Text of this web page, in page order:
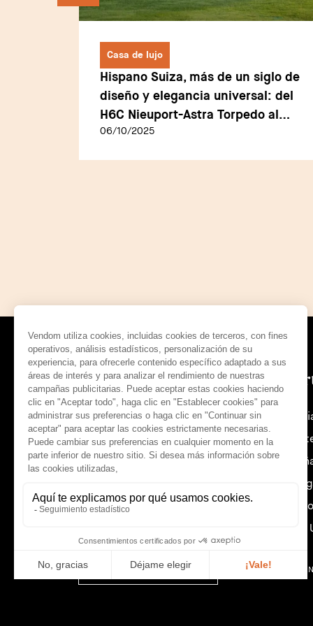
Casa de lujo
Hispano Suiza, más de un siglo de
diseño y elegancia universal: del
H6C Nieuport-Astra Torpedo al
Sagrera
06/10/2025
Tendencias y opiniones
Noticias de Vendôm
Síguenos :
Reino
español (es) © THE VENDÔM